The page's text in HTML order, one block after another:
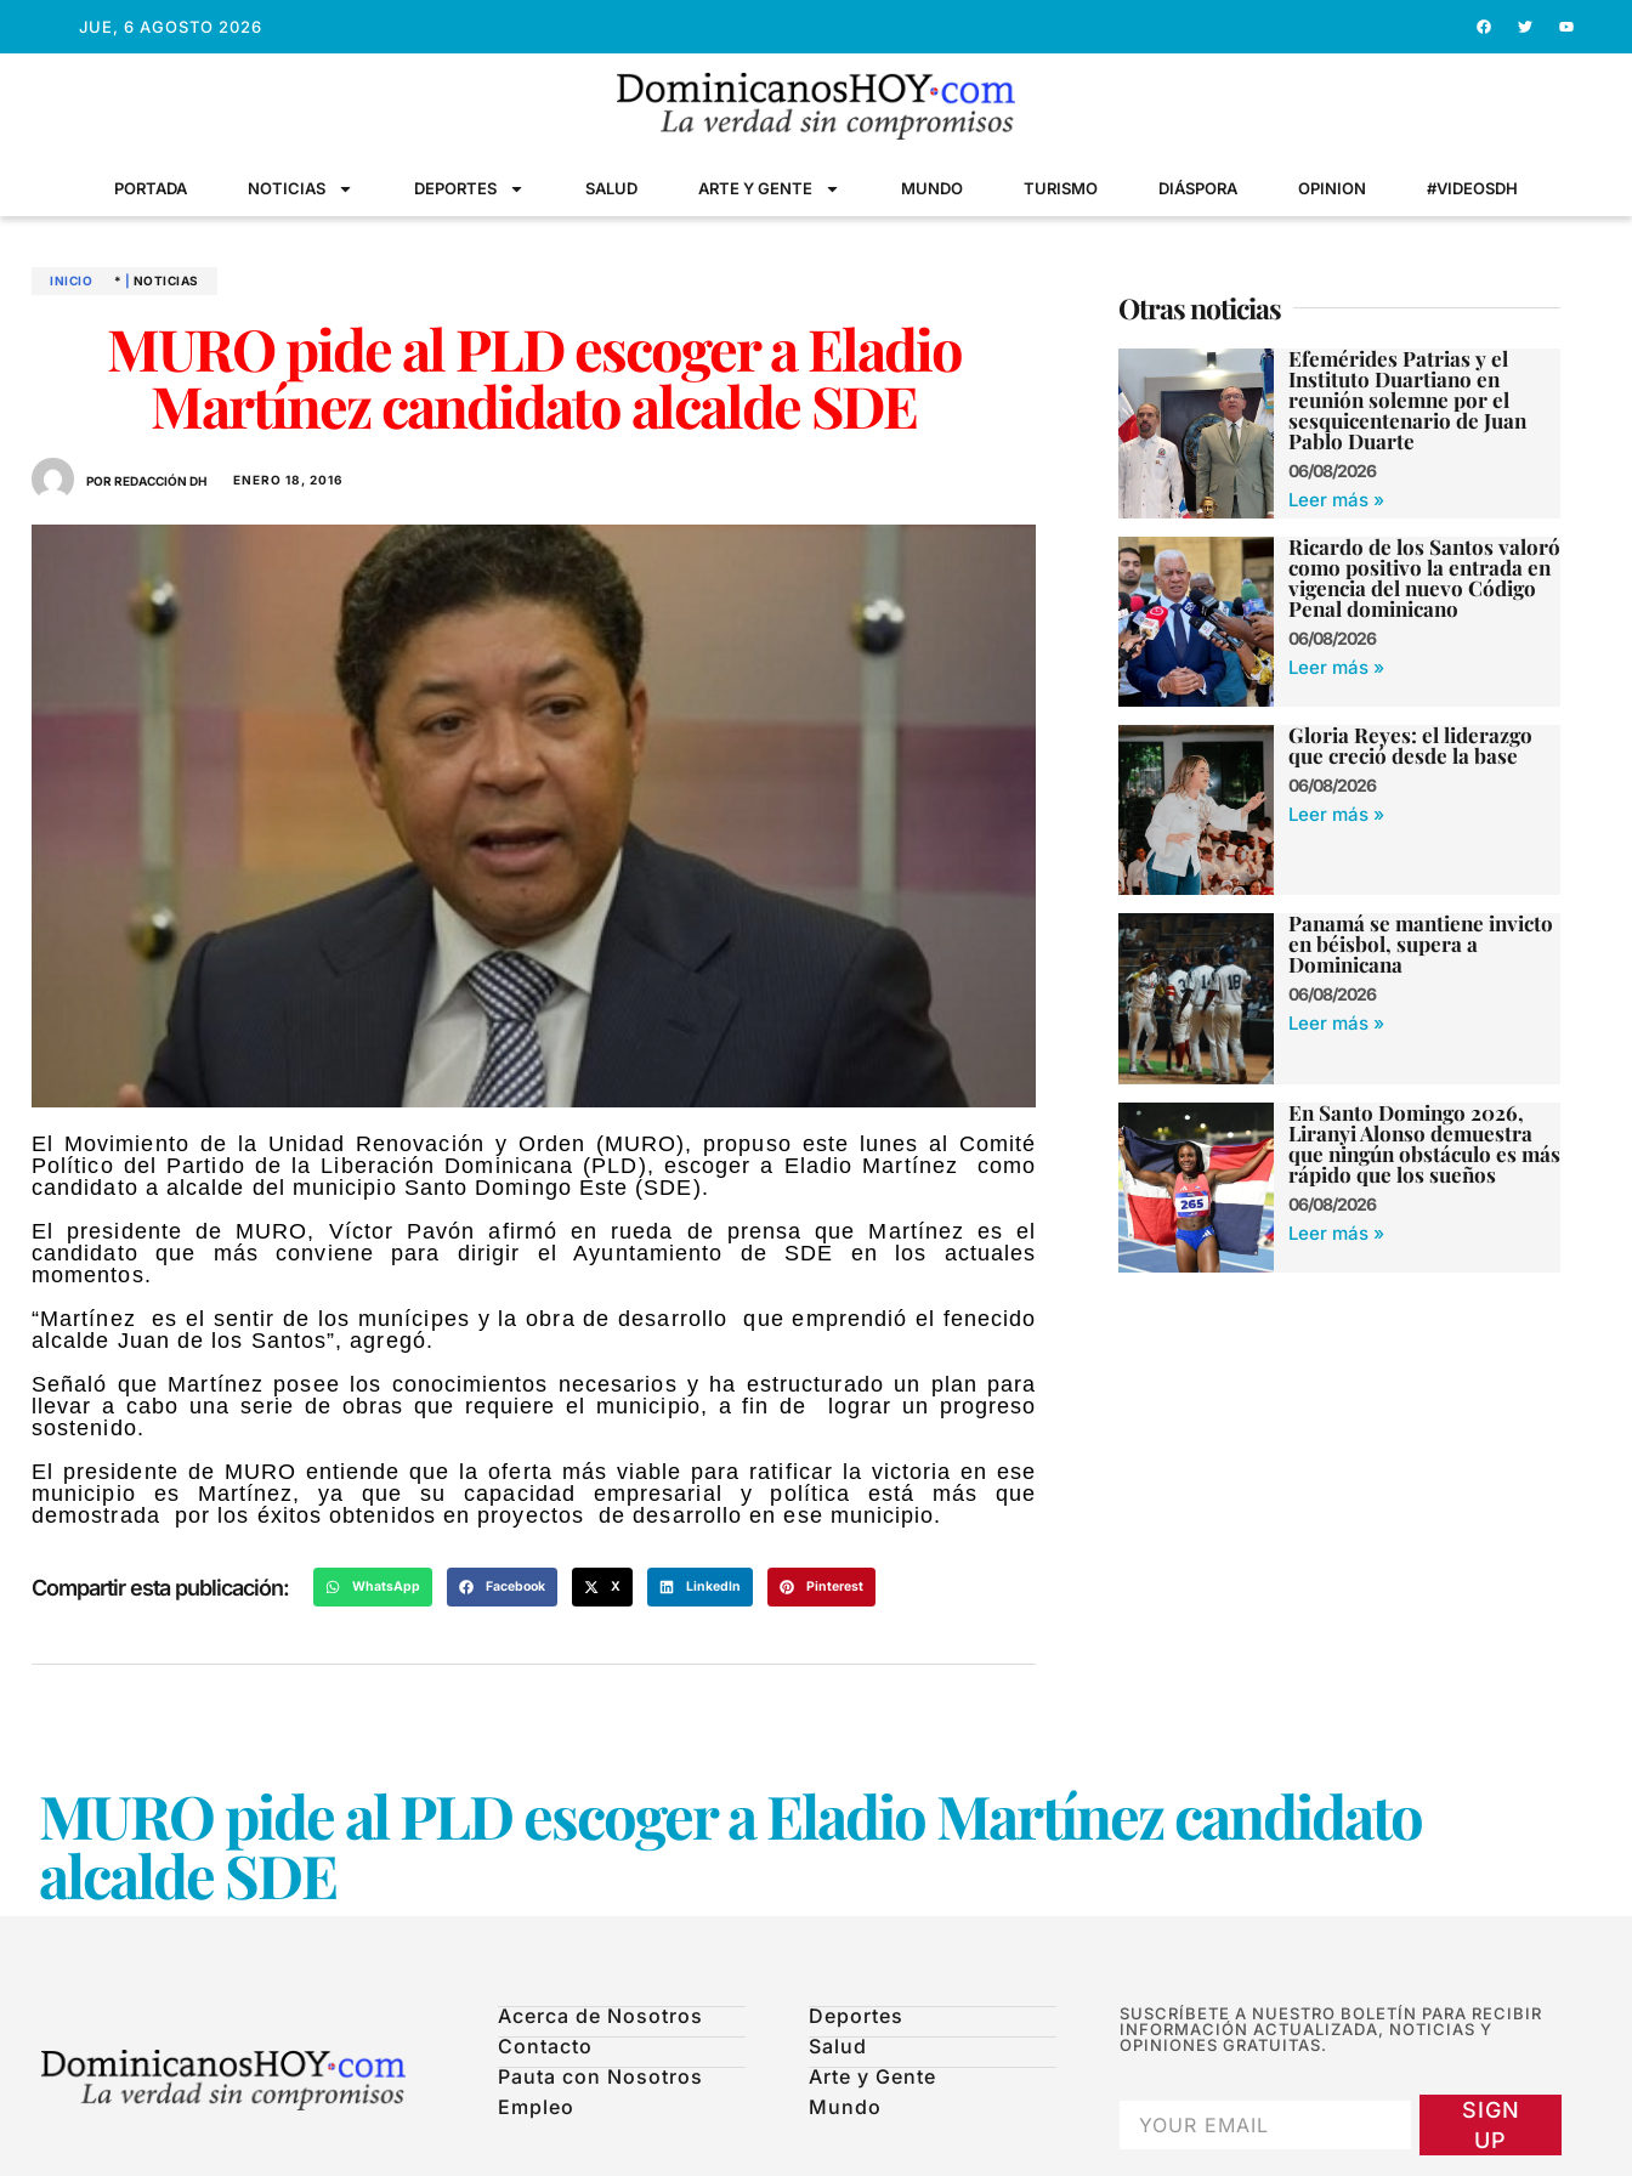
JUE, 6 AGOSTO 2026
PORTADA NOTICIAS DEPORTES SALUD ARTE Y GENTE MUNDO TURISMO DIÁSPORA OPINION #VIDEOSDH
INICIO * NOTICIAS
MURO pide al PLD escoger a Eladio
Martínez candidato alcalde SDE
POR REDACCIÓN DH ENERO 18, 2016
El Movimiento de la Unidad Renovación y Orden (MURO), propuso este lunes al Comité
Político del Partido de la Liberación Dominicana (PLD), escoger a Eladio Martínez como
candidato a alcalde del municipio Santo Domingo Este (SDE).
El presidente de MURO, Víctor Pavón afirmó en rueda de prensa que Martínez es el
candidato que más conviene para dirigir el Ayuntamiento de SDE en los actuales
momentos.
“Martínez es el sentir de los munícipes y la obra de desarrollo que emprendió el fenecido
alcalde Juan de los Santos”, agregó.
Señaló que Martínez posee los conocimientos necesarios y ha estructurado un plan para
llevar a cabo una serie de obras que requiere el municipio, a fin de lograr un progreso
sostenido.
El presidente de MURO entiende que la oferta más viable para ratificar la victoria en ese
municipio es Martínez, ya que su capacidad empresarial y política está más que
demostrada por los éxitos obtenidos en proyectos de desarrollo en ese municipio.
Compartir esta publicación: WhatsApp Facebook X LinkedIn Pinterest
Otras noticias
Efemérides Patrias y el
Instituto Duartiano en
reunión solemne por el
sesquicentenario de Juan
Pablo Duarte
06/08/2026
Leer más »
Ricardo de los Santos valoró
como positivo la entrada en
vigencia del nuevo Código
Penal dominicano
06/08/2026
Leer más »
Gloria Reyes: el liderazgo
que creció desde la base
06/08/2026
Leer más »
Panamá se mantiene invicto
en béisbol, supera a
Dominicana
06/08/2026
Leer más »
En Santo Domingo 2026,
Liranyi Alonso demuestra
que ningún obstáculo es más
rápido que los sueños
06/08/2026
Leer más »
MURO pide al PLD escoger a Eladio Martínez candidato
alcalde SDE
Acerca de Nosotros
Contacto
Pauta con Nosotros
Empleo
Deportes
Salud
Arte y Gente
Mundo
SUSCRÍBETE A NUESTRO BOLETÍN PARA RECIBIR
INFORMACIÓN ACTUALIZADA, NOTICIAS Y
OPINIONES GRATUITAS.
SIGN
UP